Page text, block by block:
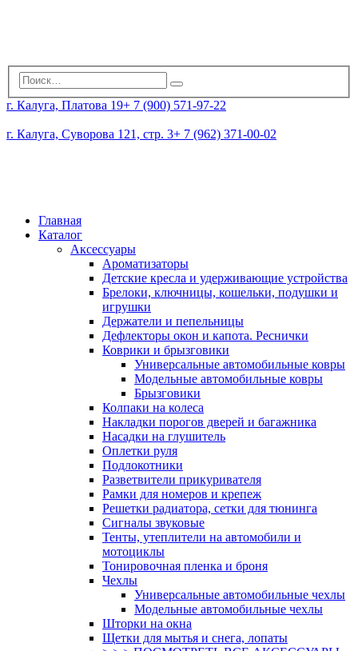
г. Калуга, Платова 19+ 7 (900) 571-97-22
г. Калуга, Суворова 121, стр. 3+ 7 (962) 371-00-02
Главная
Каталог
Аксессуары
Ароматизаторы
Детские кресла и удерживающие устройства
Брелоки, ключницы, кошельки, подушки и
игрушки
Держатели и пепельницы
Дефлекторы окон и капота. Реснички
Коврики и брызговики
Универсальные автомобильные ковры
Модельные автомобильные ковры
Брызговики
Колпаки на колеса
Накладки порогов дверей и багажника
Насадки на глушитель
Оплетки руля
Подлокотники
Разветвители прикуривателя
Рамки для номеров и крепеж
Решетки радиатора, сетки для тюнинга
Сигналы звуковые
Тенты, утеплители на автомобили и
мотоциклы
Тонировочная пленка и броня
Чехлы
Универсальные автомобильные чехлы
Модельные автомобильные чехлы
Шторки на окна
Щетки для мытья и снега, лопаты